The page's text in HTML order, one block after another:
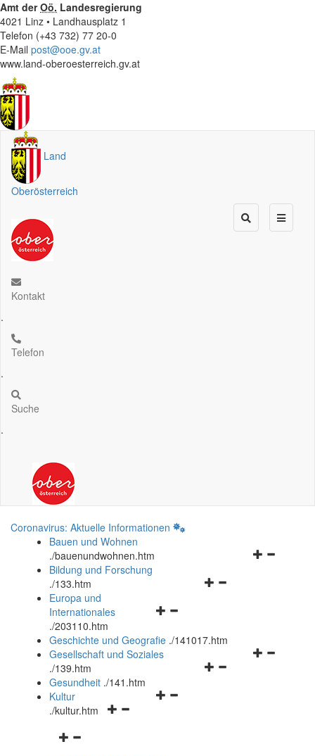
Amt derOö. Landesregierung
4021 Linz • Landhausplatz 1
Telefon (+43 732) 77 20-0
E-Mail post@ooe.gv.at
www.land-oberoesterreich.gv.at
Land
Oberösterreich
Kontakt
.
Telefon
.
Suche
.
Coronavirus: Aktuelle Informationen
Bauen und Wohnen
./bauenundwohnen.htm
Navigationsmenü
Bildung und Forschung
./133.htm
Navigationsmenü
und
schließen
Europa und
Internationales
./203110.htm
Geschichte und Geografie ./141017.htm
Navigationsmenü
Gesellschaft und Soziales
./139.htm
Navigationsmenü
Gesundheit ./141.htm
Navigationsmenü
Kultur
./kultur.htm
Navigationsmenü